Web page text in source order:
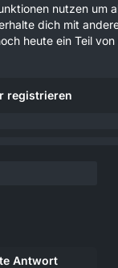
nutzen um
dich mit
heute ein Teil von
registrieren
Antwort